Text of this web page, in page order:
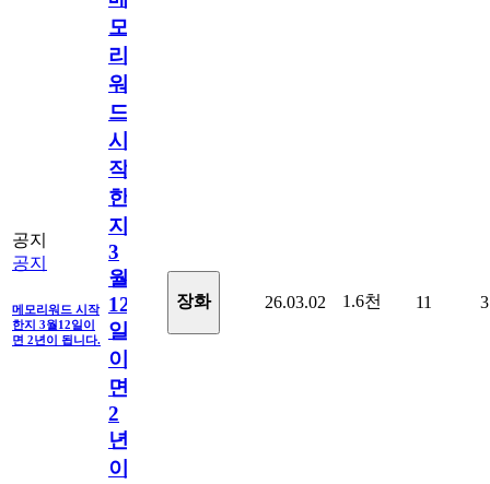
공지
공지
메모리워드 시작
한지 3월12일이
면 2년이 됩니다.
모
리
워
드
시
작
한
지
3
월
12
일
이
면
2
년
이
장화 26.03.02 1.6천 11 3